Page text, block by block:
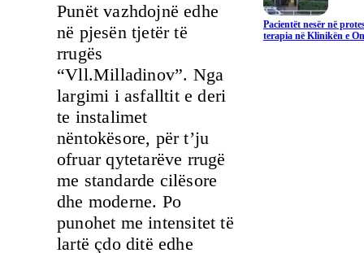
Punët vazhdojnë edhe
në pjesën tjetër të
rrugës
“Vll.Milladinov”. Nga
largimi i asfalltit e deri
te instalimet
nëntokësore, për t’ju
ofruar qytetarëve rrugë
me standarde cilësore
dhe moderne. Po
punohet me intensitet të
lartë çdo ditë edhe
Pacientët nesër në
terapia në Klinikën e